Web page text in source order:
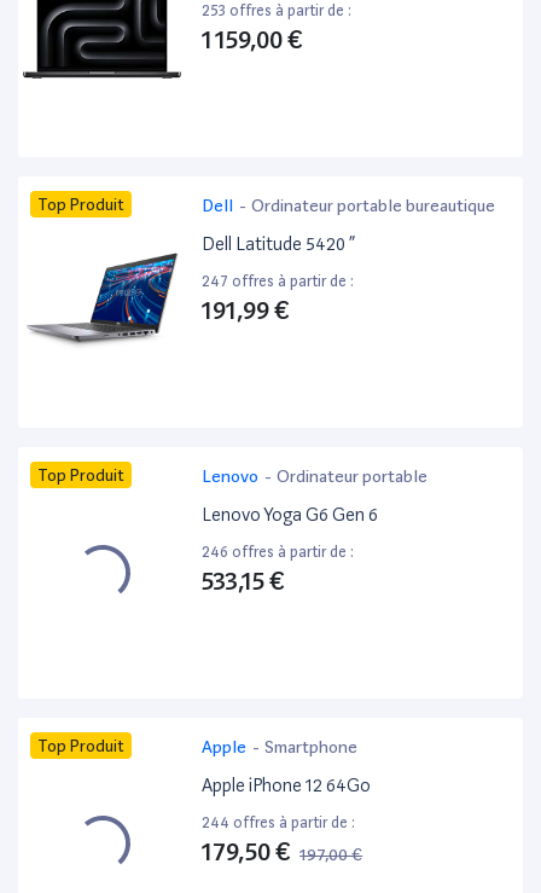
253 offres à partir de :
1 159,00 €
Top Produit Dell - Ordinateur portable bureautique
Dell Latitude 5420 ”
247 offres à partir de :
191,99 €
Top Produit Lenovo - Ordinateur portable
Lenovo Yoga G6 Gen 6
246 offres à partir de :
533,15 €
Top Produit Apple - Smartphone
Apple iPhone 12 64Go
244 offres à partir de :
179,50 € 197,00 €